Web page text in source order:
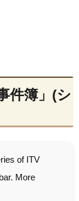
件簿」(シ
of ITV
More